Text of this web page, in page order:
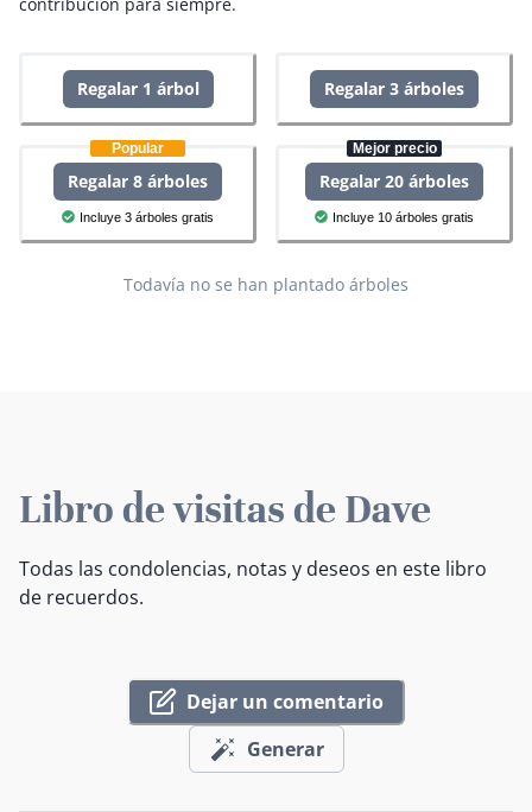
Regalar 1 árbol Regalar 3 árboles
Popular
Regalar 8 árboles
Incluye 3 árboles gratis
Mejor precio
Regalar 20 árboles
Incluye 10 árboles gratis
Todavía no se han plantado árboles
Libro de visitas de Dave
Todas las condolencias, notas y deseos en este libro
de recuerdos.
Dejar un comentario
Generar